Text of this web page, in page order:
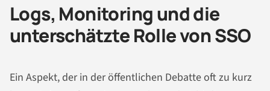
Logs, Monitoring und die
unterschätzte Rolle von SSO
Ein Aspekt, der in der öffentlichen Debatte oft zu kurz